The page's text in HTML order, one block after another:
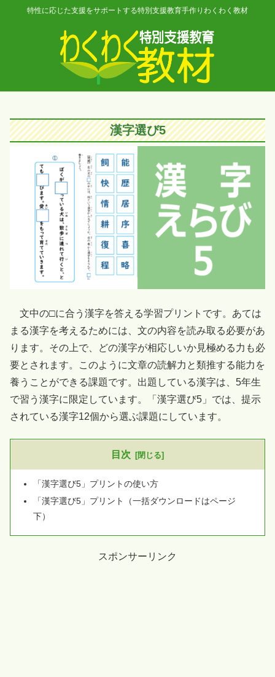
特性に応じた支援をサポートする特別支援教育手作りわくわく教材
漢字選び5
文中の□に合う漢字を答える学習プリントです。あては
まる漢字を考えるためには、文の内容を読み取る必要があ
ります。その上で、どの漢字が相応しいか見極める力も必
要とされます。このように文章の読解力と類推する能力を
養うことができる課題です。出題している漢字は、5年生
で習う漢字に限定しています。「漢字選び5」では、提示
されている漢字12個から選ぶ課題にしています。
目次
「漢字選び5」プリントの使い方
「漢字選び5」プリント（一括ダウンロードはページ
下）
スポンサーリンク